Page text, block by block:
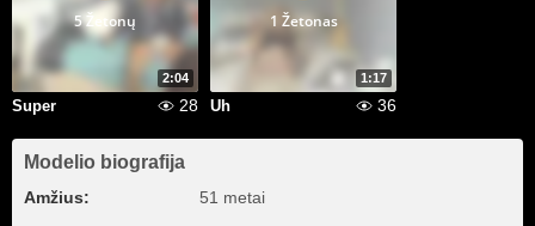
2:04
5 Žetonų
Super 28
1:17
1 Žetonas
Uh 36
Modelio biografija
Amžius: 51 metai